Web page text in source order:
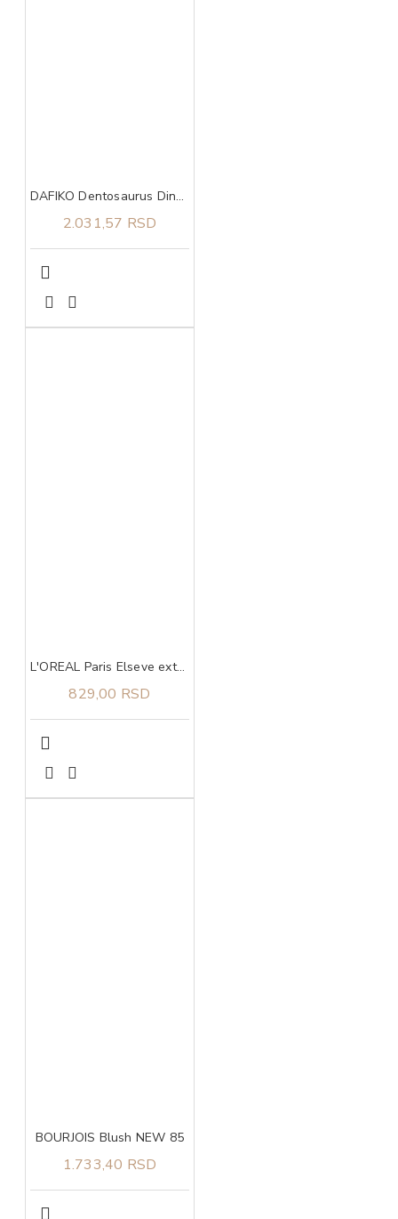
DAFIKO Dentosaurus Dino cal 460g
2.031,57 RSD
L'OREAL Paris Elseve extraordinary oil coco maska 300 ml
829,00 RSD
BOURJOIS Blush NEW 85
1.733,40 RSD